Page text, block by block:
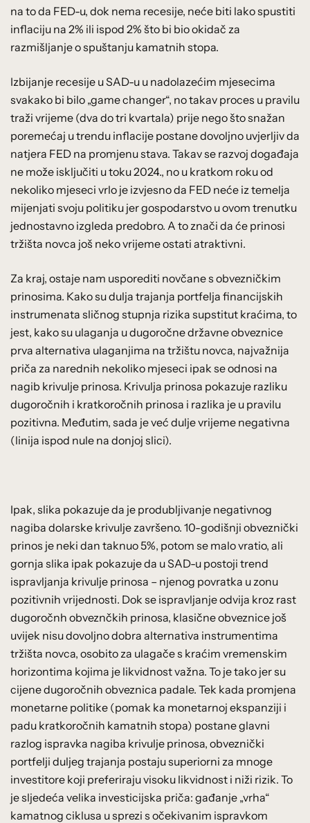
na to da FED-u, dok nema recesije, neće biti lako spustiti
inflaciju na 2% ili ispod 2% što bi bio okidač za
razmišljanje o spuštanju kamatnih stopa.
Izbijanje recesije u SAD-u u nadolazećim mjesecima
svakako bi bilo „game changer“, no takav proces u pravilu
traži vrijeme (dva do tri kvartala) prije nego što snažan
poremećaj u trendu inflacije postane dovoljno uvjerljiv da
natjera FED na promjenu stava. Takav se razvoj događaja
ne može isključiti u toku 2024., no u kratkom roku od
nekoliko mjeseci vrlo je izvjesno da FED neće iz temelja
mijenjati svoju politiku jer gospodarstvo u ovom trenutku
jednostavno izgleda predobro. A to znači da će prinosi
tržišta novca još neko vrijeme ostati atraktivni.
Za kraj, ostaje nam usporediti novčane s obvezničkim
prinosima. Kako su dulja trajanja portfelja financijskih
instrumenata sličnog stupnja rizika supstitut kraćima, to
jest, kako su ulaganja u dugoročne državne obveznice
prva alternativa ulaganjima na tržištu novca, najvažnija
priča za narednih nekoliko mjeseci ipak se odnosi na
nagib krivulje prinosa. Krivulja prinosa pokazuje razliku
dugoročnih i kratkoročnih prinosa i razlika je u pravilu
pozitivna. Međutim, sada je već dulje vrijeme negativna
(linija ispod nule na donjoj slici).
Ipak, slika pokazuje da je produbljivanje negativnog
nagiba dolarske krivulje završeno. 10-godišnji obveznički
prinos je neki dan taknuo 5%, potom se malo vratio, ali
gornja slika ipak pokazuje da u SAD-u postoji trend
ispravljanja krivulje prinosa – njenog povratka u zonu
pozitivnih vrijednosti. Dok se ispravljanje odvija kroz rast
dugoročnh obveznčkih prinosa, klasične obveznice još
uvijek nisu dovoljno dobra alternativa instrumentima
tržišta novca, osobito za ulagače s kraćim vremenskim
horizontima kojima je likvidnost važna. To je tako jer su
cijene dugoročnih obveznica padale. Tek kada promjena
monetarne politike (pomak ka monetarnoj ekspanziji i
padu kratkoročnih kamatnih stopa) postane glavni
razlog ispravka nagiba krivulje prinosa, obveznički
portfelji duljeg trajanja postaju superiorni za mnoge
investitore koji preferiraju visoku likvidnost i niži rizik. To
je sljedeća velika investicijska priča: gađanje „vrha“
kamatnog ciklusa u sprezi s očekivanim ispravkom